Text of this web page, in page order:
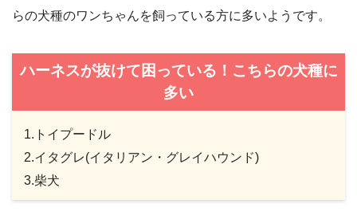
らの犬種のワンちゃんを飼っている方に多いようです。
ハーネスが抜けて困っている！こちらの犬種に
多い
1.トイプードル
2.イタグレ(イタリアン・グレイハウンド)
3.柴犬